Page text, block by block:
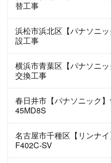
替工事
浜松市浜北区【パナソニ
設工事
横浜市青葉区【パナソニ
交換工事
春日井市【パナソニック
45MD8S
名古屋市千種区【リンナ
F402C-SV